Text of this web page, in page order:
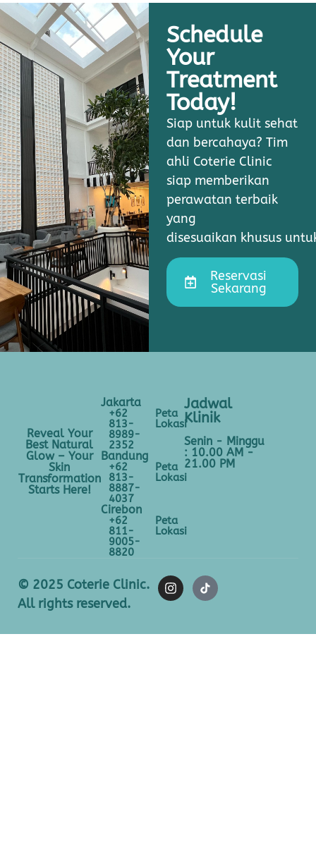
Schedule
Your
Treatment
Today!
Siap untuk kulit sehat
dan bercahaya? Tim
ahli Coterie Clinic
siap memberikan
perawatan terbaik
yang
disesuaikan khusus
Reservasi
Sekarang
Reveal Your
Best Natural
Glow – Your
Skin
Transformation
Starts Here!
Jakarta
+62
813-
8989-
2352
Peta
Lokasi
Bandung
+62
813-
8887-
4037
Peta
Lokasi
Cirebon
+62
811-
9005-
8820
Peta
Lokasi
Jadwal
Klinik
Senin - Minggu
: 10.00 AM -
21.00 PM
© 2025 Coterie Clinic.
All rights reserved.